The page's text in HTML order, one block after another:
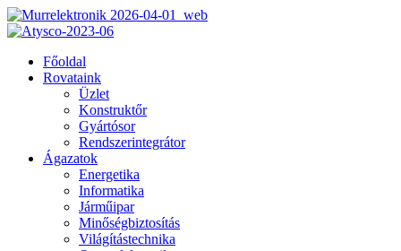
Főoldal
Rovataink
Üzlet
Konstruktőr
Gyártósor
Rendszerintegrátor
Ágazatok
Energetika
Informatika
Járműipar
Minőségbiztosítás
Világítástechnika